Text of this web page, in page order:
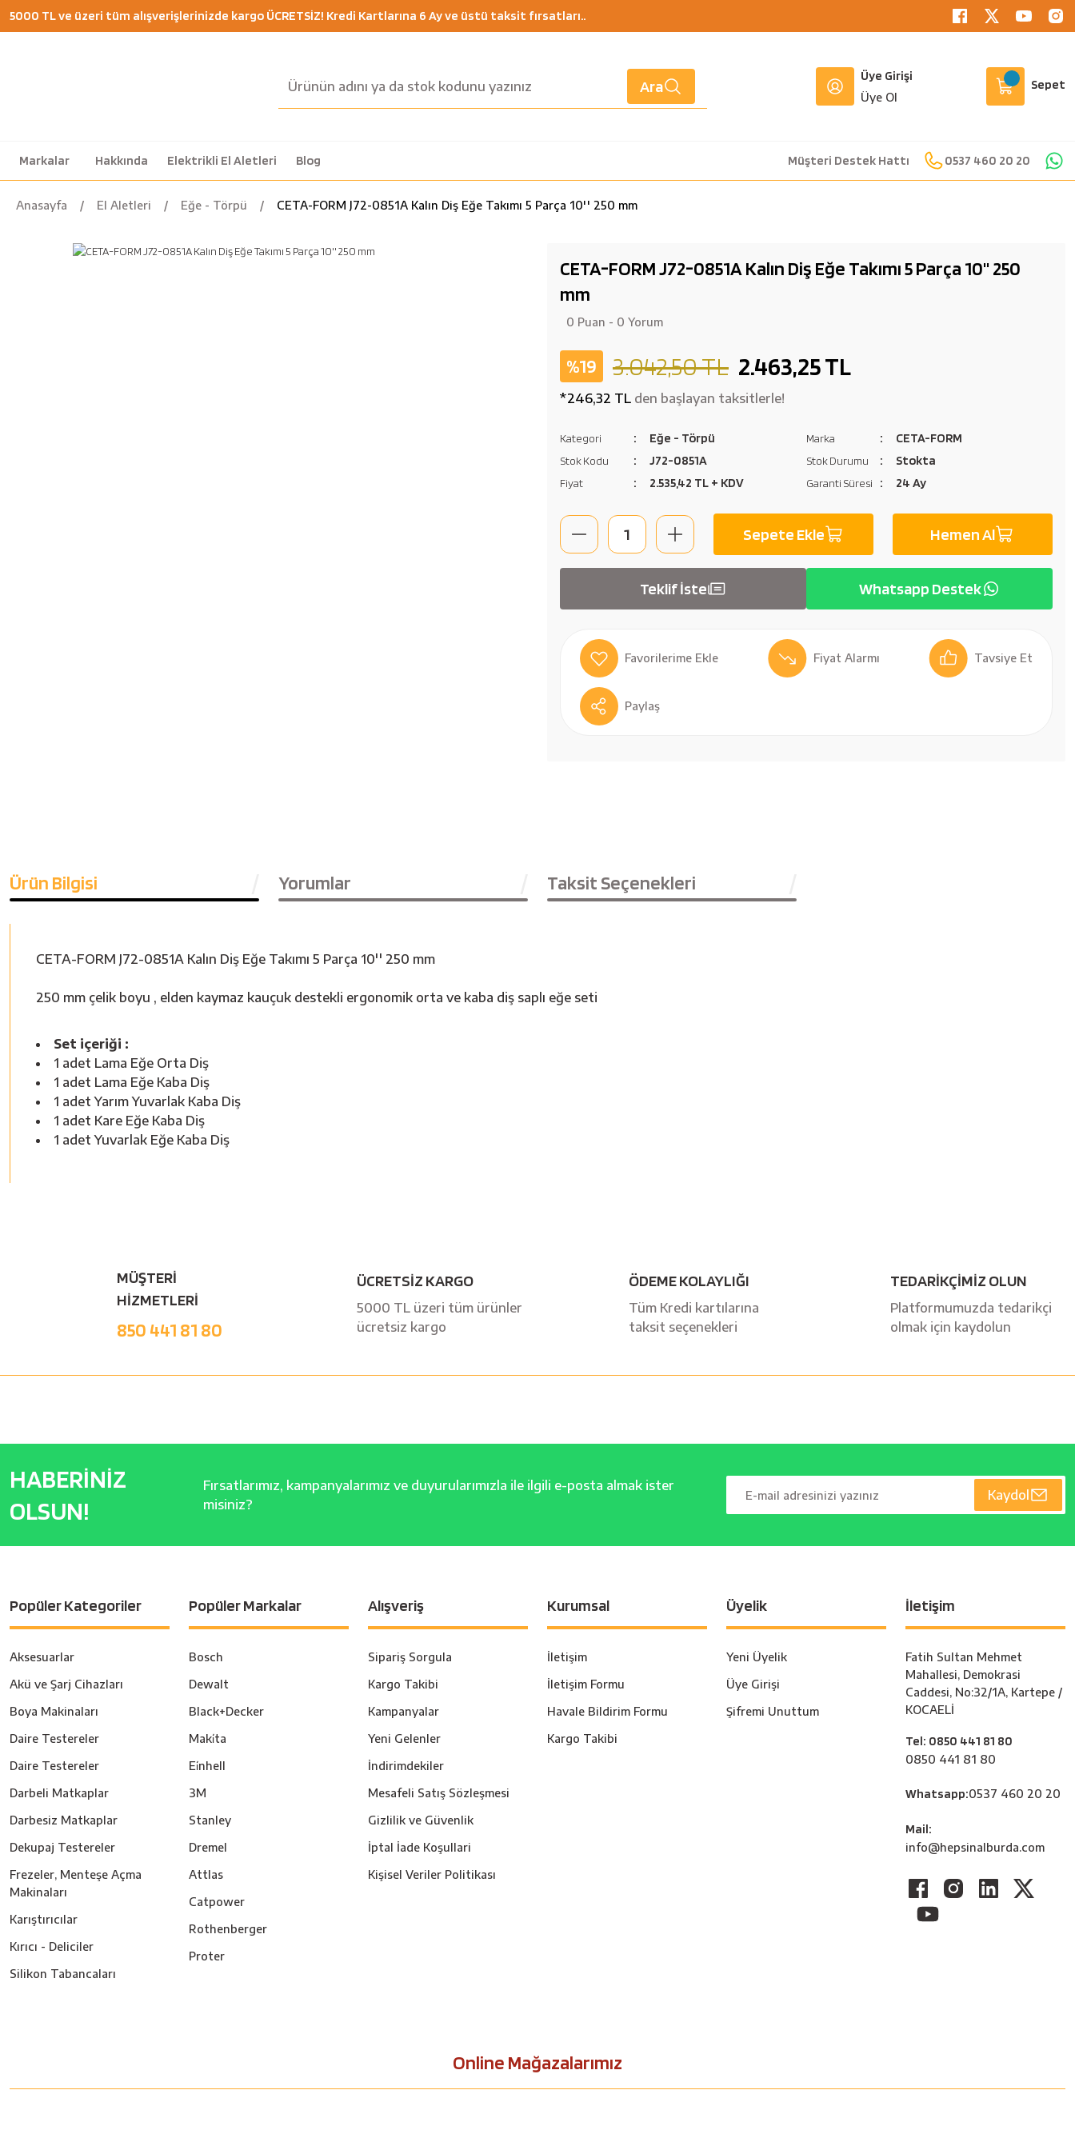
5000 TL ve üzeri tüm alışverişlerinizde kargo ÜCRETSİZ! Kredi Kartlarına 6 Ay ve üstü taksit fırsatları..
Ara
Üye Girişi
Üye Ol
Sepet
Markalar Hakkında Elektrikli El Aletleri Blog Müşteri Destek Hattı 0537 460 20 20
Anasayfa El Aletleri Eğe - Törpü CETA-FORM J72-0851A Kalın Diş Eğe Takımı 5 Parça 10'' 250 mm
CETA-FORM J72-0851A Kalın Diş Eğe Takımı 5 Parça 10'' 250
mm
0 Puan - 0 Yorum
%19 3.042,50 TL 2.463,25 TL
*246,32 TL den başlayan taksitlerle!
Kategori Eğe - Törpü Marka CETA-FORM
Stok Kodu J72-0851A Stok Durumu Stokta
Fiyat 2.535,42 TL + KDV Garanti Süresi 24 Ay
Sepete Ekle Hemen Al
Teklif İste Whatsapp Destek
Fiyat Alarmı Tavsiye Et
Paylaş
Ürün Bilgisi Yorumlar Taksit Seçenekleri
CETA-FORM J72-0851A Kalın Diş Eğe Takımı 5 Parça 10'' 250 mm
250 mm çelik boyu , elden kaymaz kauçuk destekli ergonomik orta ve kaba diş saplı eğe seti
Set içeriği :
1 adet Lama Eğe Orta Diş
1 adet Lama Eğe Kaba Diş
1 adet Yarım Yuvarlak Kaba Diş
1 adet Kare Eğe Kaba Diş
1 adet Yuvarlak Eğe Kaba Diş
MÜŞTERİ
HİZMETLERİ
850 441 81 80
ÜCRETSİZ KARGO
5000 TL üzeri tüm ürünler
ücretsiz kargo
ÖDEME KOLAYLIĞI
Tüm Kredi kartılarına
taksit seçenekleri
TEDARİKÇİMİZ OLUN
Platformumuzda tedarikçi
olmak için kaydolun
HABERİNİZ
OLSUN!
Fırsatlarımız, kampanyalarımız ve duyurularımızla ile ilgili e-posta almak ister
misiniz?
Kaydol
Popüler Kategoriler
Aksesuarlar
Akü ve Şarj Cihazları
Boya Makinaları
Daire Testereler
Daire Testereler
Darbeli Matkaplar
Darbesiz Matkaplar
Dekupaj Testereler
Frezeler, Menteşe Açma
Makinaları
Karıştırıcılar
Kırıcı - Deliciler
Silikon Tabancaları
Popüler Markalar
Bosch
Dewalt
Black+Decker
Maki̇ta
Ei̇nhell
3M
Stanley
Dremel
Attlas
Catpower
Rothenberger
Proter
Alışveriş
Sipariş Sorgula
Kargo Takibi
Kampanyalar
Yeni Gelenler
İndirimdekiler
Mesafeli Satış Sözleşmesi
Gizlilik ve Güvenlik
İptal İade Koşullari
Kişisel Veriler Politikası
Kurumsal
İletişim
İletişim Formu
Havale Bildirim Formu
Kargo Takibi
Üyelik
Yeni Üyelik
Üye Girişi
Şifremi Unuttum
İletişim
Fatih Sultan Mehmet
Mahallesi, Demokrasi
Caddesi, No:32/1A, Kartepe /
KOCAELİ
Tel: 0850 441 81 80
0850 441 81 80
Whatsapp:0537 460 20 20
Mail:
info@hepsinalburda.com
Online Mağazalarımız